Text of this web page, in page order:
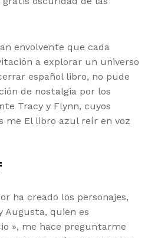
envolvente que cada
a explorar un universo
español libro, no pude
de nostalgia por los
Tracy y Flynn, cuyos
me El libro azul reír en voz
ha creado los personajes,
Augusta, quien es
», me hace preguntarme